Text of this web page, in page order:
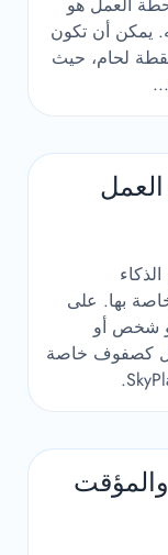
يمكن أن تكون
لحام، حيث
بها. على
شخص أو
كصفوف خاصة